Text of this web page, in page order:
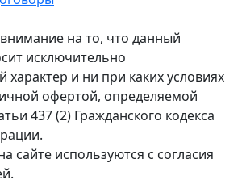
на то, что данный
исключительно
и ни при каких условиях
офертой, определяемой
437 (2) Гражданского кодекса
сайте используются с согласия